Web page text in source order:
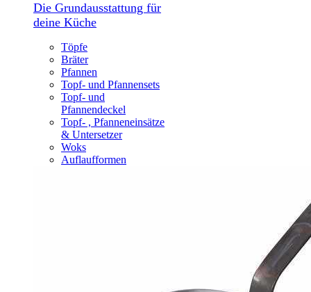
Die Grundausstattung für
deine Küche
Töpfe
Bräter
Pfannen
Topf- und Pfannensets
Topf- und
Pfannendeckel
Topf- , Pfanneneinsätze
& Untersetzer
Woks
Auflaufformen